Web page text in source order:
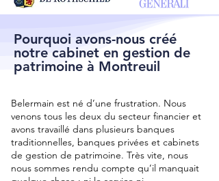
Pourquoi avons-nous créé
notre cabinet en gestion de
patrimoine à Montreuil
Belermain est né d’une frustration. Nous
venons tous les deux du secteur financier et
avons travaillé dans plusieurs banques
traditionnelles, banques privées et cabinets
de gestion de patrimoine. Très vite, nous
nous sommes rendu compte qu’il manquait